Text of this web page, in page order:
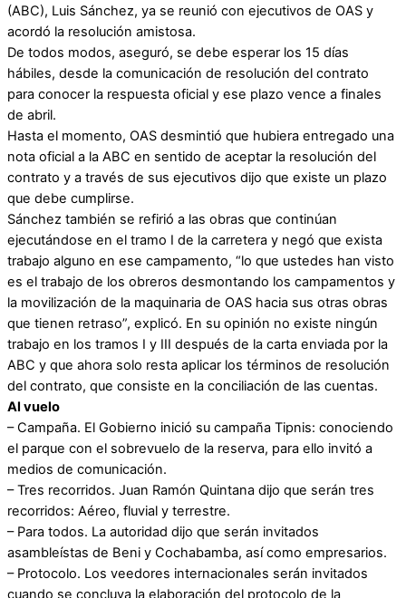
(ABC), Luis Sánchez, ya se reunió con ejecutivos de OAS y
acordó la resolución amistosa.
De todos modos, aseguró, se debe esperar los 15 días
hábiles, desde la comunicación de resolución del contrato
para conocer la respuesta oficial y ese plazo vence a finales
de abril.
Hasta el momento, OAS desmintió que hubiera entregado una
nota oficial a la ABC en sentido de aceptar la resolución del
contrato y a través de sus ejecutivos dijo que existe un plazo
que debe cumplirse.
Sánchez también se refirió a las obras que continúan
ejecutándose en el tramo I de la carretera y negó que exista
trabajo alguno en ese campamento, “lo que ustedes han visto
es el trabajo de los obreros desmontando los campamentos y
la movilización de la maquinaria de OAS hacia sus otras obras
que tienen retraso”, explicó. En su opinión no existe ningún
trabajo en los tramos I y III después de la carta enviada por la
ABC y que ahora solo resta aplicar los términos de resolución
del contrato, que consiste en la conciliación de las cuentas.
Al vuelo
– Campaña. El Gobierno inició su campaña Tipnis: conociendo
el parque con el sobrevuelo de la reserva, para ello invitó a
medios de comunicación.
– Tres recorridos. Juan Ramón Quintana dijo que serán tres
recorridos: Aéreo, fluvial y terrestre.
– Para todos. La autoridad dijo que serán invitados
asambleístas de Beni y Cochabamba, así como empresarios.
– Protocolo. Los veedores internacionales serán invitados
cuando se concluya la elaboración del protocolo de la